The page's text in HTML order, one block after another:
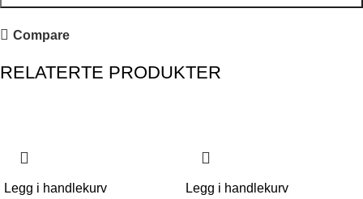
Compare
RELATERTE PRODUKTER
Legg i handlekurv Legg i handlekurv